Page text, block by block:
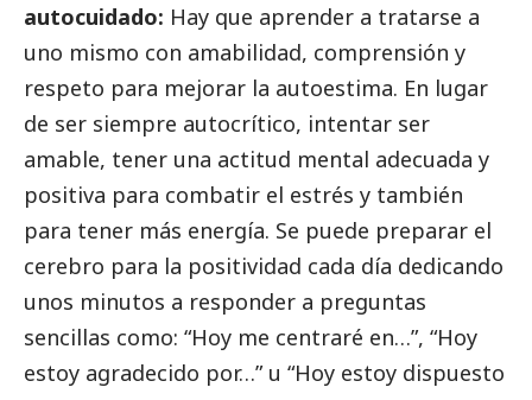
autocuidado: Hay que aprender a tratarse a
uno mismo con amabilidad, comprensión y
respeto para mejorar la autoestima. En lugar
de ser siempre autocrítico, intentar ser
amable, tener una actitud mental adecuada y
positiva para combatir el estrés y también
para tener más energía. Se puede preparar el
cerebro para la positividad cada día dedicando
unos minutos a responder a preguntas
sencillas como: “Hoy me centraré en…”, “Hoy
estoy agradecido por…” u “Hoy estoy dispuesto